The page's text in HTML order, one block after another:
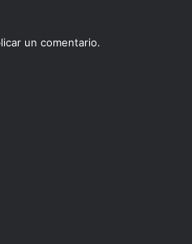
un comentario.